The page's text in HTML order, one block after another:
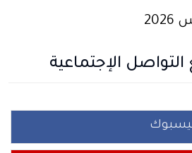
الإجتماعية